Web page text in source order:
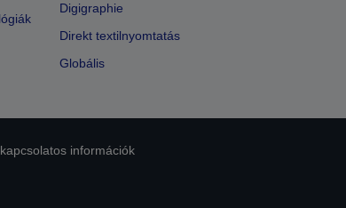
Digigraphie
Direkt textilnyomtatás
Globális
információk